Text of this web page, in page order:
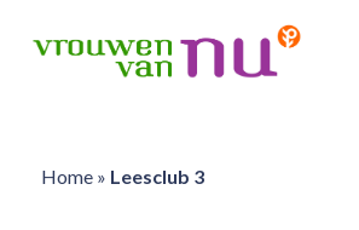
Home» Leesclub 3